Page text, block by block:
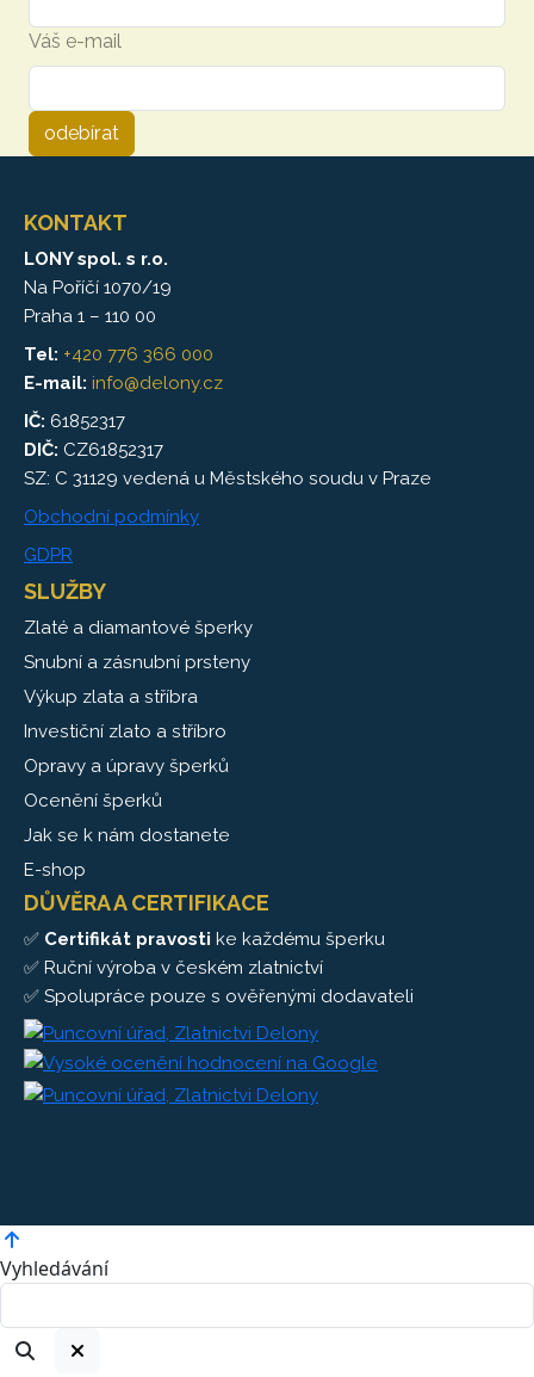
Váš e-mail
KONTAKT
LONY spol. s r.o.
Na Poříčí 1070/19
Praha 1 – 110 00
Tel: +420 776 366 000
E-mail: info@delony.cz
IČ: 61852317
DIČ: CZ61852317
SZ: C 31129 vedená u Městského soudu v Praze
Obchodní podmínky
GDPR
SLUŽBY
Zlaté a diamantové šperky
Snubní a zásnubní prsteny
Výkup zlata a stříbra
Investiční zlato a stříbro
Opravy a úpravy šperků
Ocenění šperků
Jak se k nám dostanete
E-shop
DŮVĚRA A CERTIFIKACE
✅ Certifikát pravosti ke každému šperku
✅ Ruční výroba v českém zlatnictví
✅ Spolupráce pouze s ověřenými dodavateli
Vyhledávání